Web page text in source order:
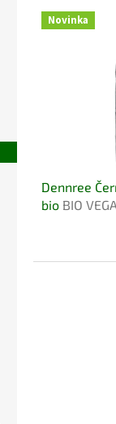
V Novinka
Dennree
bio BIO